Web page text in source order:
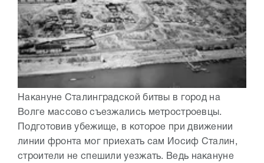
Накануне Сталинградской битвы в город на
Волге массово съезжались метростроевцы.
Подготовив убежище, в которое при движении
линии фронта мог приехать сам Иосиф Сталин,
строители не спешили уезжать. Ведь накануне